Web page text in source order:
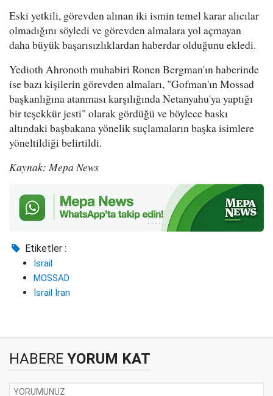
Eski yetkili, görevden alınan iki ismin temel karar alıcılar
olmadığını söyledi ve görevden almalara yol açmayan
daha büyük başarısızlıklardan haberdar olduğunu ekledi.
Yedioth Ahronoth muhabiri Ronen Bergman'ın haberinde
ise bazı kişilerin görevden almaları, "Gofman'ın Mossad
başkanlığına atanması karşılığında Netanyahu'ya yaptığı
bir teşekkür jesti" olarak gördüğü ve böylece baskı
altındaki başbakana yönelik suçlamaların başka isimlere
yöneltildiği belirtildi.
Kaynak: Mepa News
Etiketler :
İsrail
MOSSAD
İsrail İran
HABERE YORUM KAT